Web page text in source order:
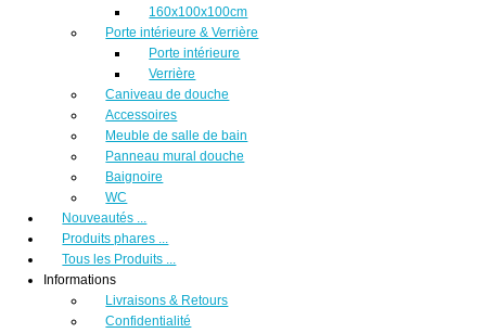
160x100x100cm
Porte intérieure & Verrière
Porte intérieure
Verrière
Caniveau de douche
Accessoires
Meuble de salle de bain
Panneau mural douche
Baignoire
WC
Nouveautés ...
Produits phares ...
Tous les Produits ...
Informations
Livraisons & Retours
Confidentialité